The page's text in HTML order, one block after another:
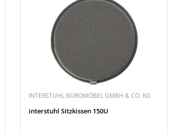
INTERSTUHL BÜROMÖBEL GMBH & CO. KG
interstuhl Sitzkissen 150U